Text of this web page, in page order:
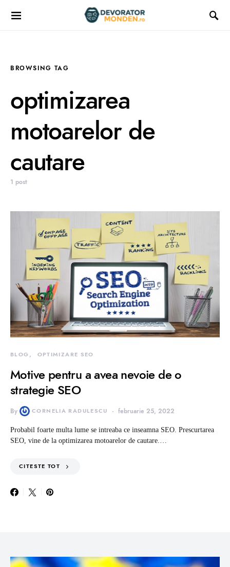
BROWSING TAG
optimizarea
motoarelor de
cautare
1 post
BLOG OPTIMIZARE SEO
Motive pentru a avea nevoie de o
strategie SEO
By CORNELIA RADULESCU februarie 25, 2022
Probabil foarte multa lume se intreaba ce inseamna SEO. Prescurtarea
SEO, vine de la optimizarea motoarelor de cautare.…
CITESTE TOT